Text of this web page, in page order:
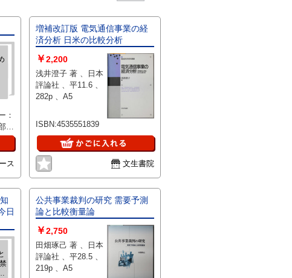
：
角
、
さ
や
遊
く
ス
増補改訂版 電気通信事業の経
済分析 日米の比較分析
￥2,200
浅井澄子 著 、日本
評論社 、平11.6 、
282p 、A5
ISBN:4535551839
文生書院
日
公共事業裁判の研究 需要予測
論と比較衡量論
￥2,750
田畑琢己 著 、日本
評論社 、平28.5 、
219p 、A5